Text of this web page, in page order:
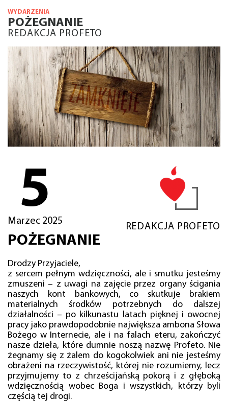
WYDARZENIA
POŻEGNANIE
REDAKCJA PROFETO
5
Marzec 2025
REDAKCJA PROFETO
POŻEGNANIE
Drodzy Przyjaciele,
z sercem pełnym wdzięczności, ale i smutku jesteśmy
zmuszeni – z uwagi na zajęcie przez organy ścigania
naszych kont bankowych, co skutkuje brakiem
materialnych środków potrzebnych do dalszej
działalności – po kilkunastu latach pięknej i owocnej
pracy jako prawdopodobnie największa ambona Słowa
Bożego w Internecie, ale i na falach eteru, zakończyć
nasze dzieła, które dumnie noszą nazwę Profeto. Nie
żegnamy się z żalem do kogokolwiek ani nie jesteśmy
obrażeni na rzeczywistość, której nie rozumiemy, lecz
przyjmujemy to z chrześcijańską pokorą i z głęboką
wdzięcznością wobec Boga i wszystkich, którzy byli
częścią tej drogi.